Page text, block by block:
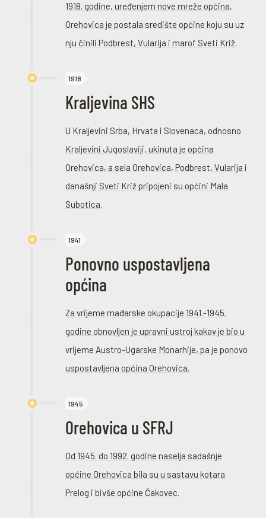
1918. godine, uređenjem nove mreže općina,
Orehovica je postala središte općine koju su uz
nju činili Podbrest, Vularija i marof Sveti Križ.
1918
Kraljevina SHS
U Kraljevini Srba, Hrvata i Slovenaca, odnosno
Kraljevini Jugoslaviji, ukinuta je općina
Orehovica, a sela Orehovica, Podbrest, Vularija i
današnji Sveti Križ pripojeni su općini Mala
Subotica.
1941
Ponovno uspostavljena
općina
Za vrijeme mađarske okupacije 1941.-1945.
godine obnovljen je upravni ustroj kakav je bio u
vrijeme Austro-Ugarske Monarhije, pa je ponovo
uspostavljena općina Orehovica.
1945
Orehovica u SFRJ
Od 1945. do 1992. godine naselja sadašnje
općine Orehovica bila su u sastavu kotara
Prelog i bivše općine Čakovec.